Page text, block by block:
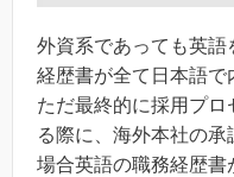
外資系であっても英語
経歴書が全て日本語で
ただ最終的に採用プ
る際に、海外本社の
場合英語の職務経歴書